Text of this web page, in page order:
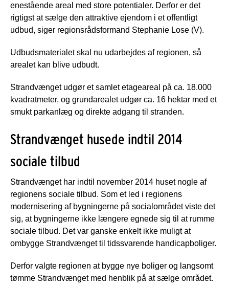
enestående areal med store potentialer. Derfor er det
rigtigst at sælge den attraktive ejendom i et offentligt
udbud, siger regionsrådsformand Stephanie Lose (V).
Udbudsmaterialet skal nu udarbejdes af regionen, så
arealet kan blive udbudt.
Strandvænget udgør et samlet etageareal på ca. 18.000
kvadratmeter, og grundarealet udgør ca. 16 hektar med et
smukt parkanlæg og direkte adgang til stranden.
Strandvænget husede indtil 2014
sociale tilbud
Strandvænget har indtil november 2014 huset nogle af
regionens sociale tilbud. Som et led i regionens
modernisering af bygningerne på socialområdet viste det
sig, at bygningerne ikke længere egnede sig til at rumme
sociale tilbud. Det var ganske enkelt ikke muligt at
ombygge Strandvænget til tidssvarende handicapboliger.
Derfor valgte regionen at bygge nye boliger og langsomt
tømme Strandvænget med henblik på at sælge området.